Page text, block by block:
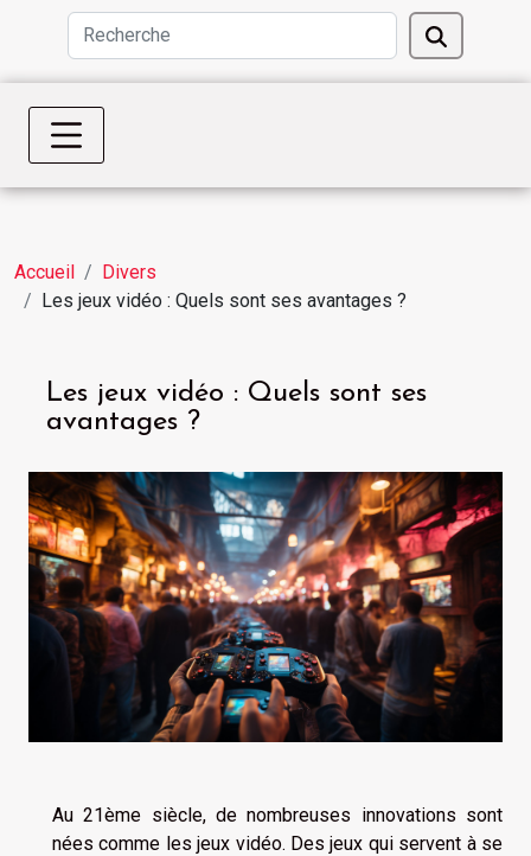
Accueil
Divers
Les jeux vidéo : Quels sont ses avantages ?
Les jeux vidéo : Quels sont ses
avantages ?
Au 21ème siècle, de nombreuses innovations sont
nées comme les jeux vidéo. Des jeux qui servent à se